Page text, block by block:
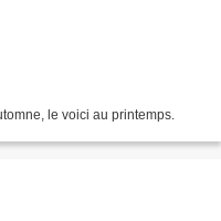
le voici au printemps.